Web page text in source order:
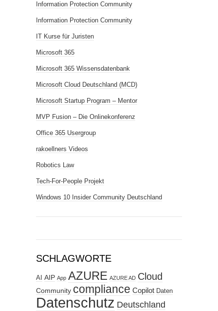
Information Protection Community
Information Protection Community
IT Kurse für Juristen
Microsoft 365
Microsoft 365 Wissensdatenbank
Microsoft Cloud Deutschland (MCD)
Microsoft Startup Program – Mentor
MVP Fusion – Die Onlinekonferenz
Office 365 Usergroup
rakoellners Videos
Robotics Law
Tech-For-People Projekt
Windows 10 Insider Community Deutschland
SCHLAGWORTE
AI AIP App AZURE AZURE AD Cloud
Community compliance Copilot Daten
Datenschutz Deutschland